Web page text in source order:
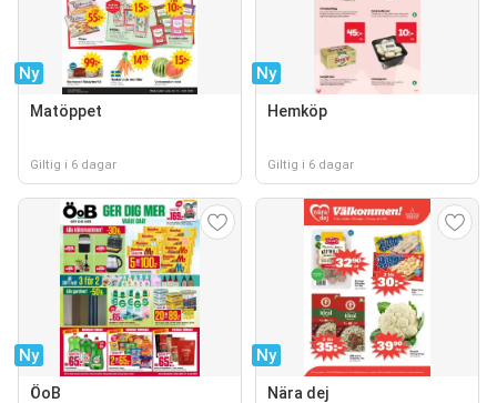
Ny
Matöppet
Giltig i 6 dagar
Ny
Hemköp
Giltig i 6 dagar
Ny
ÖoB
Ny
Nära dej